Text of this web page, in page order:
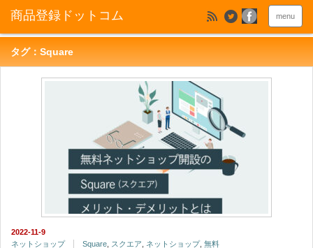
menu
タグ：Square
2022-11-9
ネットショップ
Square スクエア ネットショップ, 無料